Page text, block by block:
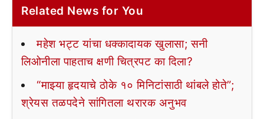
Related News for You
महेश भट्ट यांचा धक्कादायक खुलासा; सनी
लिओनीला पाहताच क्षणी चित्रपट का दिला?
“माझ्या हृदयाचे ठोके १० मिनिटांसाठी थांबले होते”;
श्रेयस तळपदेने सांगितला थरारक अनुभव